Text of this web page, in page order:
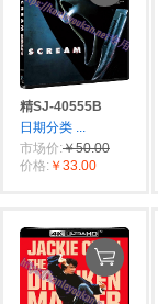
精SJ-40555B
日期分类 ...
市场价:￥50.00
价格: ￥33.00